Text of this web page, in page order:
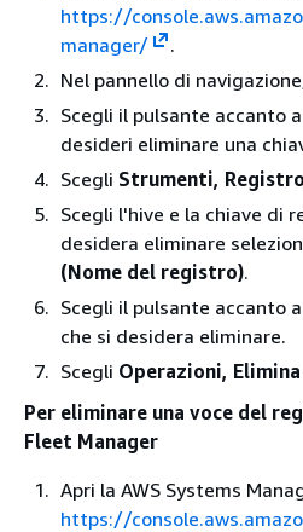
https://
manager/
.
Nel pannello di
Scegli il pulsante accanto
desideri eliminare una
Scegli Strumenti,
Scegli l'hive e la chiave di
desidera eliminare
(Nome del registro).
Scegli il pulsante accanto
che si desidera eliminare.
Scegli Operazioni,
Per eliminare una voce del
Fleet Manager
Apri la AWS Systems
https://